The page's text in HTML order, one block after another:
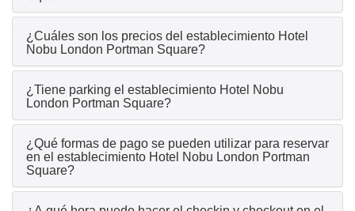
¿Cuáles son los precios del establecimiento Hotel
Nobu London Portman Square?
¿Tiene parking el establecimiento Hotel Nobu
London Portman Square?
¿Qué formas de pago se pueden utilizar para reservar
en el establecimiento Hotel Nobu London Portman
Square?